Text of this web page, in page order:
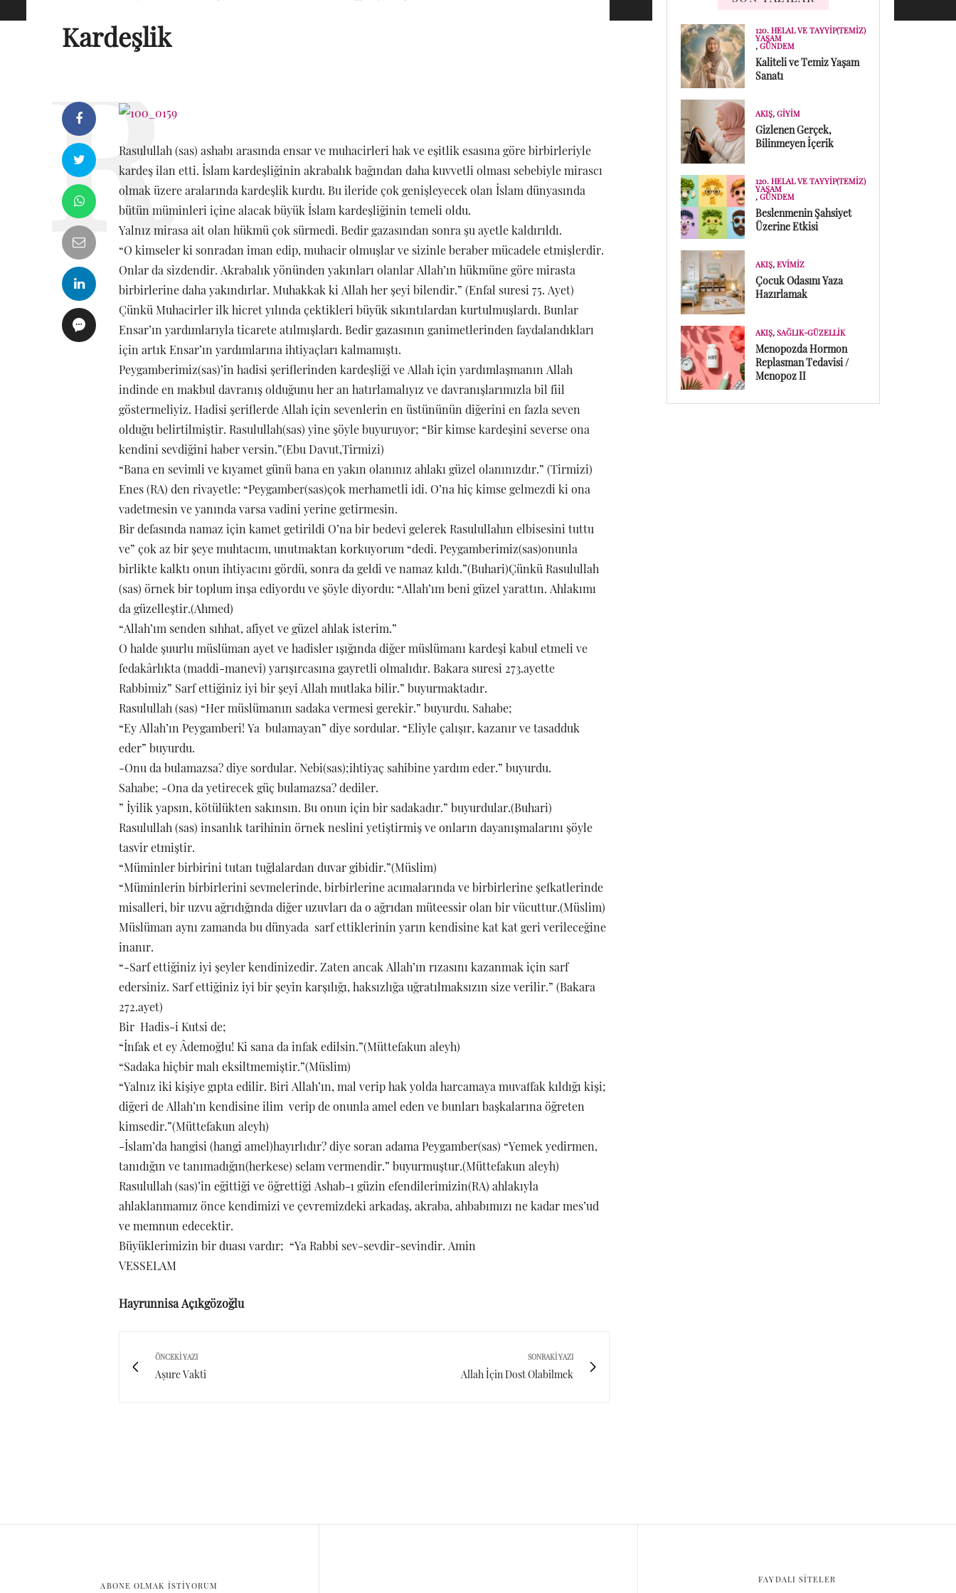
Kardeşlik
Rasulullah (sas) ashabı arasında ensar ve muhacirleri hak ve eşitlik esasına göre birbirleriyle
kardeş ilan etti. İslam kardeşliğinin akrabalık bağından daha kuvvetli olması sebebiyle mirascı
olmak üzere aralarında kardeşlik kurdu. Bu ileride çok genişleyecek olan İslam dünyasında
bütün müminleri içine alacak büyük İslam kardeşliğinin temeli oldu.
Yalnız mirasa ait olan hükmü çok sürmedi. Bedir gazasından sonra şu ayetle kaldırıldı.
“O kimseler ki sonradan iman edip, muhacir olmuşlar ve sizinle beraber mücadele etmişlerdir.
Onlar da sizdendir. Akrabalık yönünden yakınları olanlar Allah’ın hükmüne göre mirasta
birbirlerine daha yakındırlar. Muhakkak ki Allah her şeyi bilendir.” (Enfal suresi 75. Ayet)
Çünkü Muhacirler ilk hicret yılında çektikleri büyük sıkıntılardan kurtulmuşlardı. Bunlar
Ensar’ın yardımlarıyla ticarete atılmışlardı. Bedir gazasının ganimetlerinden faydalandıkları
için artık Ensar’ın yardımlarına ihtiyaçları kalmamıştı.
Peygamberimiz(sas)’in hadisi şeriflerinden kardeşliği ve Allah için yardımlaşmanın Allah
indinde en makbul davranış olduğunu her an hatırlamalıyız ve davranışlarımızla bil fiil
göstermeliyiz. Hadisi şeriflerde Allah için sevenlerin en üstününün diğerini en fazla seven
olduğu belirtilmiştir. Rasulullah(sas) yine şöyle buyuruyor; “Bir kimse kardeşini severse ona
kendini sevdiğini haber versin.”(Ebu Davut,Tirmizi)
“Bana en sevimli ve kıyamet günü bana en yakın olanınız ahlakı güzel olanınızdır.” (Tirmizi)
Enes (RA) den rivayetle: “Peygamber(sas)çok merhametli idi. O’na hiç kimse gelmezdi ki ona
vadetmesin ve yanında varsa vadini yerine getirmesin.
Bir defasında namaz için kamet getirildi O’na bir bedevi gelerek Rasulullahın elbisesini tuttu
ve” çok az bir şeye muhtacım, unutmaktan korkuyorum “dedi. Peygamberimiz(sas)onunla
birlikte kalktı onun ihtiyacını gördü, sonra da geldi ve namaz kıldı.”(Buhari)Çünkü Rasulullah
(sas) örnek bir toplum inşa ediyordu ve şöyle diyordu: “Allah’ım beni güzel yarattın. Ahlakımı
da güzelleştir.(Ahmed)
“Allah’ım senden sıhhat, afiyet ve güzel ahlak isterim.”
O halde şuurlu müslüman ayet ve hadisler ışığında diğer müslümanı kardeşi kabul etmeli ve
fedakârlıkta (maddi-manevi) yarışırcasına gayretli olmalıdır. Bakara suresi 273.ayette
Rabbimiz” Sarf ettiğiniz iyi bir şeyi Allah mutlaka bilir.” buyurmaktadır.
Rasulullah (sas) “Her müslümanın sadaka vermesi gerekir.” buyurdu. Sahabe;
“Ey Allah’ın Peygamberi! Ya bulamayan” diye sordular. “Eliyle çalışır, kazanır ve tasadduk
eder” buyurdu.
-Onu da bulamazsa? diye sordular. Nebi(sas);ihtiyaç sahibine yardım eder.” buyurdu.
Sahabe; -Ona da yetirecek güç bulamazsa? dediler.
” İyilik yapsın, kötülükten sakınsın. Bu onun için bir sadakadır.” buyurdular.(Buhari)
Rasulullah (sas) insanlık tarihinin örnek neslini yetiştirmiş ve onların dayanışmalarını şöyle
tasvir etmiştir.
“Müminler birbirini tutan tuğlalardan duvar gibidir.”(Müslim)
“Müminlerin birbirlerini sevmelerinde, birbirlerine acımalarında ve birbirlerine şefkatlerinde
misalleri, bir uzvu ağrıdığında diğer uzuvları da o ağrıdan müteessir olan bir vücuttur.(Müslim)
Müslüman aynı zamanda bu dünyada sarf ettiklerinin yarın kendisine kat kat geri verileceğine
inanır.
“-Sarf ettiğiniz iyi şeyler kendinizedir. Zaten ancak Allah’ın rızasını kazanmak için sarf
edersiniz. Sarf ettiğiniz iyi bir şeyin karşılığı, haksızlığa uğratılmaksızın size verilir.” (Bakara
272.ayet)
Bir Hadis-i Kutsi de;
“İnfak et ey Âdemoğlu! Ki sana da infak edilsin.”(Müttefakun aleyh)
“Sadaka hiçbir malı eksiltmemiştir.”(Müslim)
“Yalnız iki kişiye gıpta edilir. Biri Allah’ın, mal verip hak yolda harcamaya muvaffak kıldığı kişi;
diğeri de Allah’ın kendisine ilim verip de onunla amel eden ve bunları başkalarına öğreten
kimsedir.”(Müttefakun aleyh)
-İslam’da hangisi (hangi amel)hayırlıdır? diye soran adama Peygamber(sas) “Yemek yedirmen,
tanıdığın ve tanımadığın(herkese) selam vermendir.” buyurmuştur.(Müttefakun aleyh)
Rasulullah (sas)’in eğittiği ve öğrettiği Ashab-ı güzin efendilerimizin(RA) ahlakıyla
ahlaklanmamız önce kendimizi ve çevremizdeki arkadaş, akraba, ahbabımızı ne kadar mes’ud
ve memnun edecektir.
Büyüklerimizin bir duası vardır; “Ya Rabbi sev-sevdir-sevindir. Amin
VESSELAM
Hayrunnisa Açıkgözoğlu
ÖNCEKI YAZI
Aşure Vakti
SONRAKI YAZI
Allah İçin Dost Olabilmek
120. HELAL VE TAYYIP(TEMIZ)
YAŞAM
, GÜNDEM
Kaliteli ve Temiz Yaşam
Sanatı
AKIŞ, GIYIM
Gizlenen Gerçek,
Bilinmeyen İçerik
120. HELAL VE TAYYIP(TEMIZ)
YAŞAM
, GÜNDEM
Beslenmenin Şahsiyet
Üzerine Etkisi
AKIŞ, EVIMIZ
Çocuk Odasını Yaza
Hazırlamak
AKIŞ, SAĞLIK-GÜZELLIK
Menopozda Hormon
Replasman Tedavisi /
Menopoz II
ABONE OLMAK ISTIYORUM
FAYDALI SİTELER